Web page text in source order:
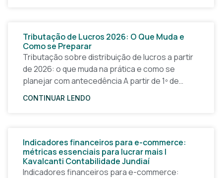
Tributação de Lucros 2026: O Que Muda e
Como se Preparar
Tributação sobre distribuição de lucros a partir
de 2026: o que muda na prática e como se
planejar com antecedência A partir de 1º de
janeiro de 2026, a forma
CONTINUAR LENDO
Indicadores financeiros para e-commerce:
métricas essenciais para lucrar mais |
Kavalcanti Contabilidade Jundiaí
Indicadores financeiros para e-commerce: